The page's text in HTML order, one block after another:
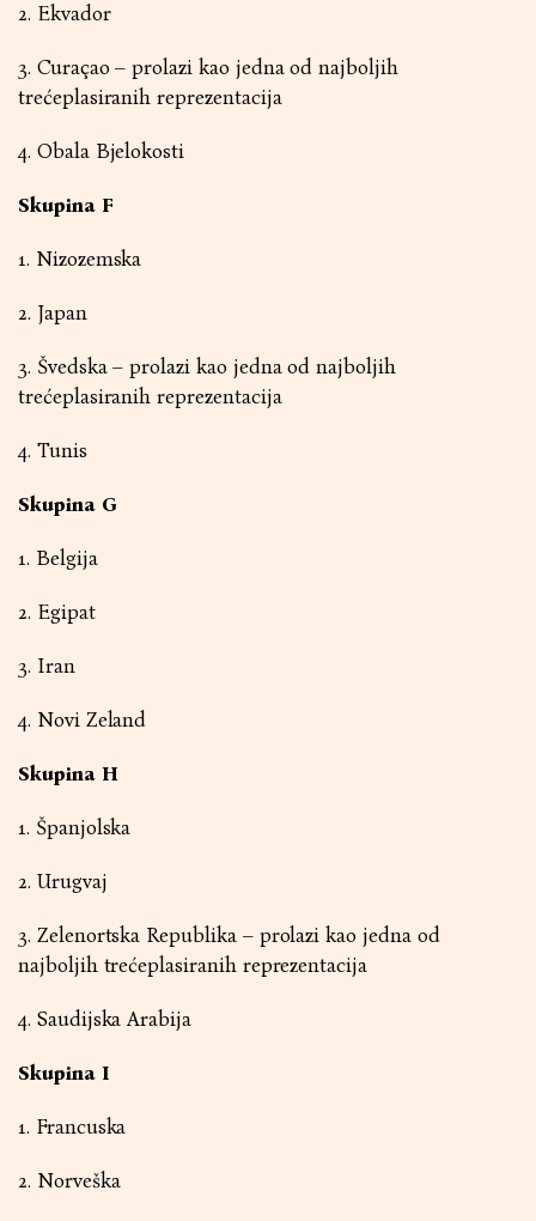
2. Ekvador
3. Curaçao – prolazi kao jedna od najboljih
trećeplasiranih reprezentacija
4. Obala Bjelokosti
Skupina F
1. Nizozemska
2. Japan
3. Švedska – prolazi kao jedna od najboljih
trećeplasiranih reprezentacija
4. Tunis
Skupina G
1. Belgija
2. Egipat
3. Iran
4. Novi Zeland
Skupina H
1. Španjolska
2. Urugvaj
3. Zelenortska Republika – prolazi kao jedna od
najboljih trećeplasiranih reprezentacija
4. Saudijska Arabija
Skupina I
1. Francuska
2. Norveška